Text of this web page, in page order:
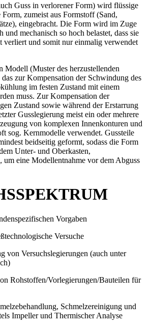
Guss in verlorener Form) wird flüssige
zumeist aus Formstoff (Sand,
eingebracht. Die Form wird im Zuge
und mechanisch so hoch belastet, dass sie
verliert und somit nur einmalig verwendet
Modell (Muster des herzustellenden
zur Kompensation der Schwindung des
im festen Zustand mit einem
muss. Zur Kompensation der
Zustand sowie während der Erstarrung
Gusslegierung meist ein oder mehrere
von komplexen Innenkonturen und
sog. Kernmodelle verwendet. Gussteile
beidseitig geformt, sodass die Form
Unter- und Oberkasten,
um eine Modellentnahme vor dem Abguss
Vorgaben
Versuche
von Versuchslegierungen (auch unter
Rohstoffen/Vorlegierungen/Bauteilen für
Schmelzereinigung und
Impeller und Thermischer Analyse